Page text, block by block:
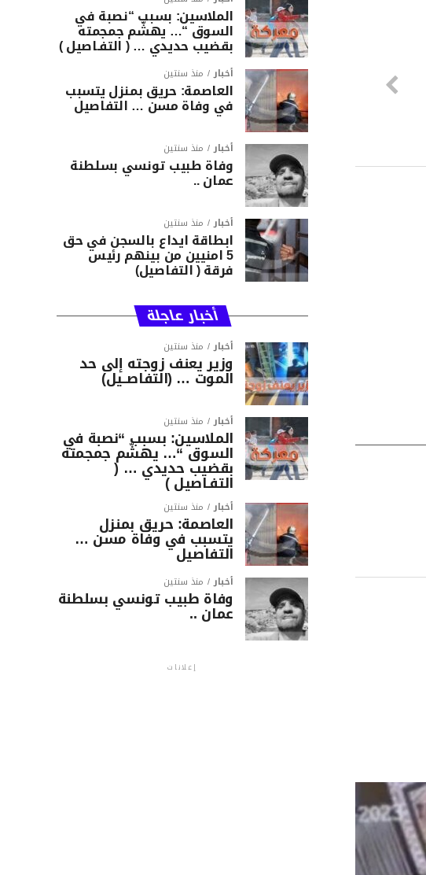
الملاسين: بسبب “نصبة في
السوق “… يهشّم جمجمته
بقضيب حديدي … ( التفـاصيل )
أخبار منذ سنتين
العاصمة: حريق بمنزل يتسبب
في وفاة مسن … التفاصيل
أخبار منذ سنتين
وفاة طبيب تونسي بسلطنة
عمان ..
أخبار منذ سنتين
ابطاقة ايداع بالسجن في حق
5 امنيين من بينهم رئيس
فرقة ( التفاصيل)
أخبار عاجلة
أخبار منذ سنتين
وزير يعنف زوجته إلى حد
الموت … (التفاصــيل)
أخبار منذ سنتين
الملاسين: بسبب “نصبة في
السوق “… يهشّم جمجمته
بقضيب حديدي … (
التفـاصيل )
أخبار منذ سنتين
العاصمة: حريق بمنزل
يتسبب في وفاة مسن …
التفاصيل
أخبار منذ سنتين
وفاة طبيب تونسي بسلطنة
عمان ..
إعلانات